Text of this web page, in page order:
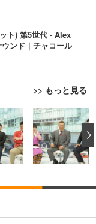
ト) 第5世代 - Alex
ンド｜チャコール
>> もっと見る
テレワーク 疲れな
ンパクト 約105度ロッ
座面昇降 強化ナイロ
在宅ワーク H-WY01
デスクチェア メッシ
ック
モニター | FlexScan
・USB Type-C・ホワ
モニター | FlexScan
ツ 薄型 レギュラー 1
枚
ツ 厚型 ワイド 42枚
トブルー)